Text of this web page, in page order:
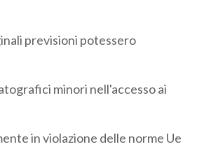
previsioni potessero
minori nell'accesso ai
in violazione delle norme Ue